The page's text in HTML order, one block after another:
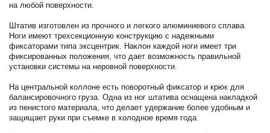
на любой поверхности.
Штатив изготовлен из прочного и легкого алюминиевого сплава.
Ноги имеют трехсекционную конструкцию с надежными
фиксаторами типа эксцентрик. Наклон каждой ноги имеет три
фиксированных положения, что дает возможность правильной
установки системы на неровной поверхности.
На центральной коллоне есть поворотный фиксатор и крюк для
балансировочного груза. Одна из ног штатива оснащена накладкой
из пенистого материала, что делает удержание более удобным и
защищает руки при съемке в холодное время года.